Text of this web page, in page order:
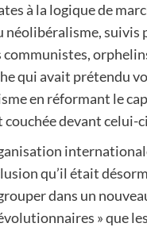
à la logique de
néolibéralisme, suivis
qui avait prétendu
en réformant le
couchée devant celui-
qu’il était
dans un
» que les